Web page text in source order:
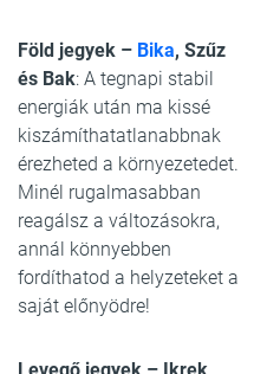
Föld jegyek – Bika, Szűz
és Bak: A tegnapi stabil
energiák után ma kissé
kiszámíthatatlanabbnak
érezheted a környezetedet.
Minél rugalmasabban
reagálsz a változásokra,
annál könnyebben
fordíthatod a helyzeteket a
saját előnyödre!